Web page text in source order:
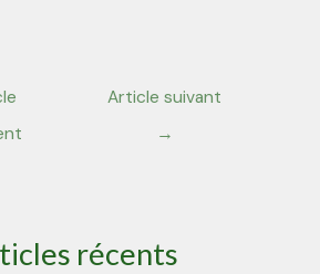
Article suivant
→
récents